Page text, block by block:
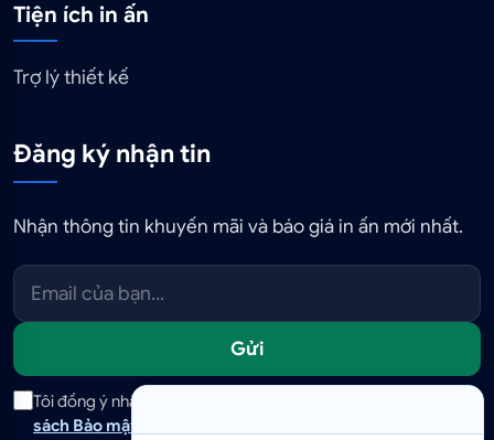
Tiện ích in ấn
Trợ lý thiết kế
Đăng ký nhận tin
Nhận thông tin khuyến mãi và báo giá in ấn mới nhất.
Gửi
Tôi đồng ý nhận tin tức và ưu đãi qua email. Tôi đã đọc
sách Bảo mật